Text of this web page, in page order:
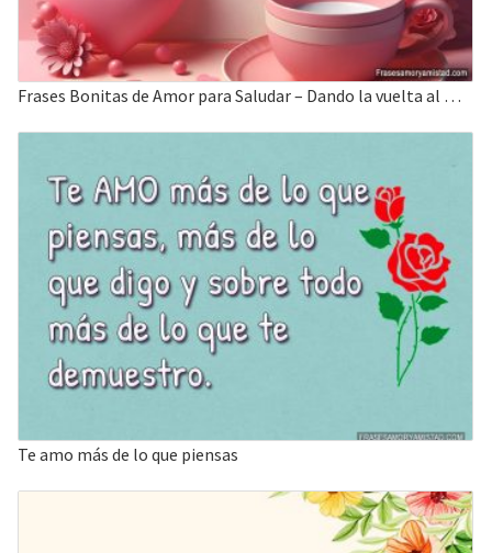
Frases Bonitas de Amor para Saludar – Dando la vuelta al mundo
Te amo más de lo que piensas